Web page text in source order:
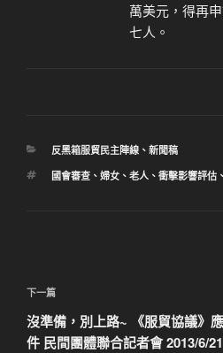
萬美元，得再
七人。
分
反黑箱服貿民主陣線、 新聞稿
標
國會審查、 婦女、 老人、 衝擊影響評估、
章
導
覽
下
一
篇
下一篇
沒準備，別上路~ 《服貿協議》
件 民間團體聯合記者會 2013/6/21